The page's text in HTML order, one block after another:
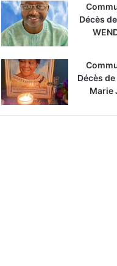
Décès
Décès de
Marie